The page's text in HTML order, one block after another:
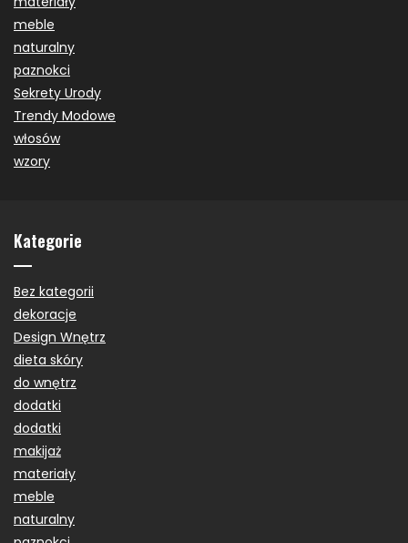
meble
naturalny
paznokci
Sekrety Urody
Trendy Modowe
włosów
wzory
Kategorie
Bez kategorii
dekoracje
Design Wnętrz
dieta skóry
do wnętrz
dodatki
dodatki
makijaż
materiały
meble
naturalny